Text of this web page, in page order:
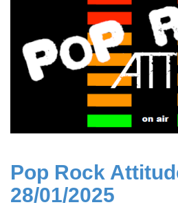
Pop Rock
28/01/2025